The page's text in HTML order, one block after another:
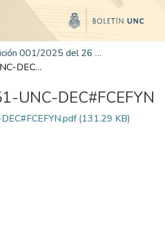
Edición 001/2025 del 26 de mayo de 2025
RD-2025-651-UNC-DEC#FCEFYN
UNC-DEC#FCEFYN
(131.29 KB)